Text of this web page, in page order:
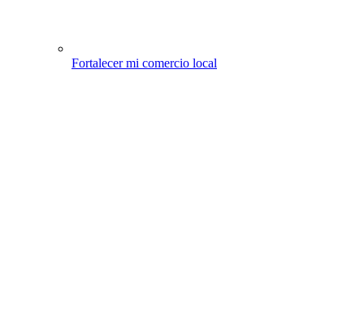
Fortalecer mi comercio local